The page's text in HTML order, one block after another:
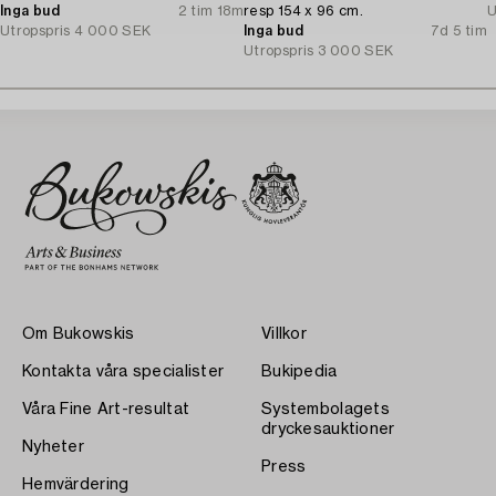
Inga bud
2 tim 18m
Utropspris 4 000 SEK
resp 154 x 96 cm.
Inga bud
7d 5 tim
Utropspris 3 000 SEK
Om Bukowskis
Kontakta våra specialister
Våra Fine Art-resultat
Nyheter
Hemvärdering
Villkor
Bukipedia
Systembolagets
dryckesauktioner
Press